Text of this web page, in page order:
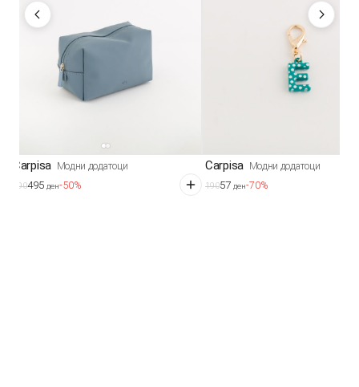
Carpisa Модни додатоци
990495 ден-50%
Carpisa Модни додатоци
19057 ден-70%